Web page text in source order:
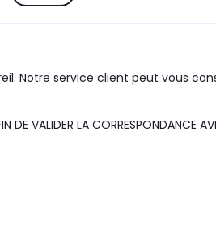
Notre service client peut vous
DE VALIDER LA CORRESPONDANCE